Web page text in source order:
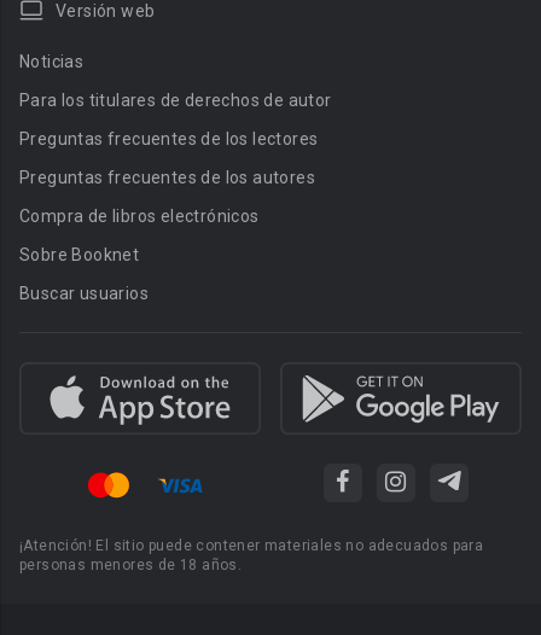
Versión web
Noticias
Para los titulares de derechos de autor
Preguntas frecuentes de los lectores
Preguntas frecuentes de los autores
Compra de libros electrónicos
Sobre Booknet
Buscar usuarios
¡Atención! El sitio puede contener materiales no adecuados para
personas menores de 18 años.